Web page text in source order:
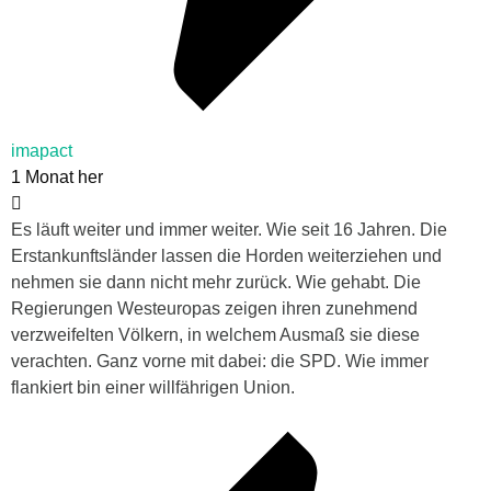
imapact
1 Monat her
Es läuft weiter und immer weiter. Wie seit 16 Jahren. Die
Erstankunftsländer lassen die Horden weiterziehen und
nehmen sie dann nicht mehr zurück. Wie gehabt. Die
Regierungen Westeuropas zeigen ihren zunehmend
verzweifelten Völkern, in welchem Ausmaß sie diese
verachten. Ganz vorne mit dabei: die SPD. Wie immer
flankiert bin einer willfährigen Union.